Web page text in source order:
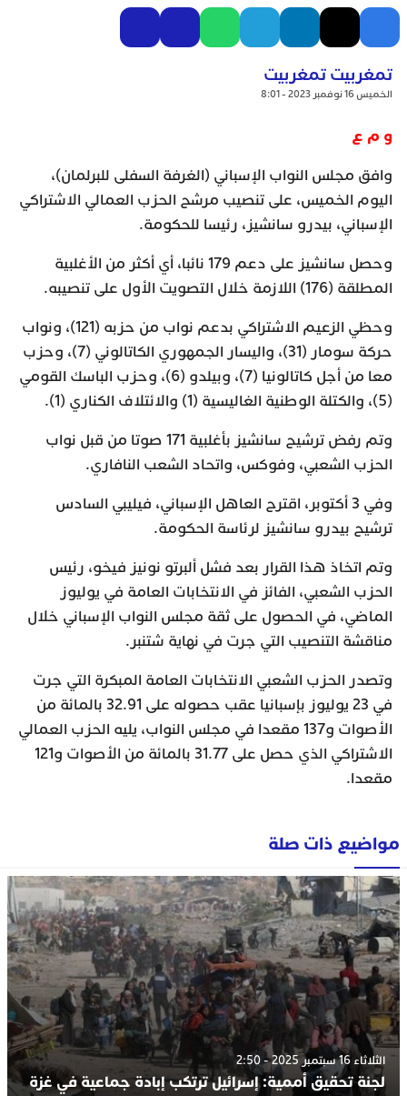
تمغربيت تمغربيت
الخميس 16 نوفمبر 2023 - 8:01
و م ع
وافق مجلس النواب الإسباني (الغرفة السفلى للبرلمان)،
اليوم الخميس، على تنصيب مرشح الحزب العمالي الاشتراكي
الإسباني، بيدرو سانشيز، رئيسا للحكومة.
وحصل سانشيز على دعم 179 نائبا، أي أكثر من الأغلبية
المطلقة (176) اللازمة خلال التصويت الأول على تنصيبه.
وحظي الزعيم الاشتراكي بدعم نواب من حزبه (121)، ونواب
حركة سومار (31)، واليسار الجمهوري الكاتالوني (7)، وحزب
معا من أجل كاتالونيا (7)، وبيلدو (6)، وحزب الباسك القومي
(5)، والكتلة الوطنية الغاليسية (1) والائتلاف الكناري (1).
وتم رفض ترشيح سانشيز بأغلبية 171 صوتا من قبل نواب
الحزب الشعبي، وفوكس، واتحاد الشعب النافاري.
وفي 3 أكتوبر، اقترح العاهل الإسباني، فيليبي السادس
ترشيح بيدرو سانشيز لرئاسة الحكومة.
وتم اتخاذ هذا القرار بعد فشل ألبرتو نونيز فيخو، رئيس
الحزب الشعبي، الفائز في الانتخابات العامة في يوليوز
الماضي، في الحصول على ثقة مجلس النواب الإسباني خلال
مناقشة التنصيب التي جرت في نهاية شتنبر.
وتصدر الحزب الشعبي الانتخابات العامة المبكرة التي جرت
في 23 يوليوز بإسبانيا عقب حصوله على 32.91 بالمائة من
الأصوات و137 مقعدا في مجلس النواب، يليه الحزب العمالي
الاشتراكي الذي حصل على 31.77 بالمائة من الأصوات و121
مقعدا.
مواضيع ذات صلة
الثلاثاء 16 سبتمبر 2025 - 2:50
لجنة تحقيق أممية: إسرائيل ترتكب إبادة جماعية في غزة